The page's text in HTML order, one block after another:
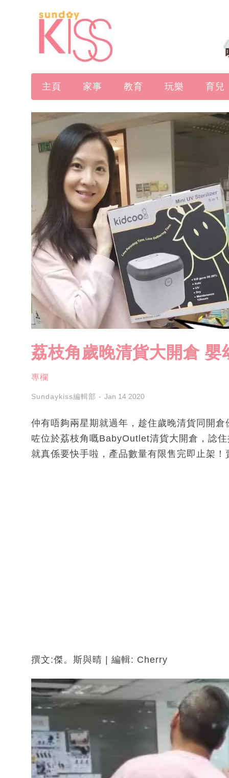
主頁 家事 教育 玩樂 育兒
荔枝角歲晚清貨大開倉 嬰
專欄
Sundaykiss編輯部 Jan 14 2020
仲有唔夠兩星期就過年，趁住歲晚清貨同開
咗位於荔枝角嘅BabyOutlet清貨大開倉，諗
就真係要快手啦，產品數量有限售完即止架
撰文:傑。斯與晴 | 編輯: Cherry